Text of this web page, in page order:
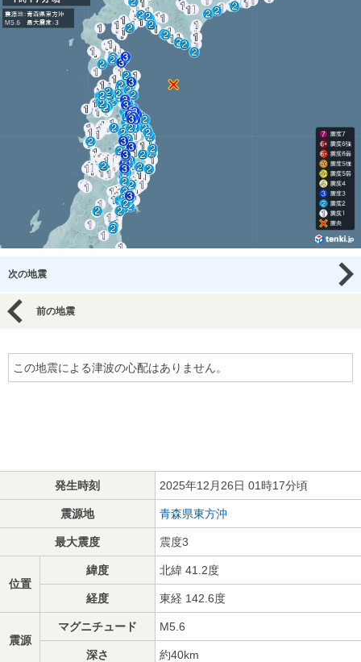
次の地震
前の地震
この地震による津波の心配はありません。
発生時刻 2025年12月26日 01時17分頃
震源地 青森県東方沖
最大震度 震度3
位置
緯度 北緯 41.2度
経度 東経 142.6度
震源
マグニチュード M5.6
深さ 約40km